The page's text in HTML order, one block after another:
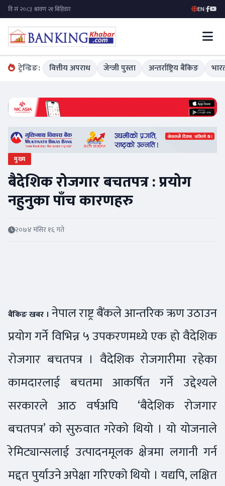
EN|
ट्रेन्डिङ: वित्तीय अपराध जेन्जी पुस्ता अन्तर्राष्ट्रिय बैंकिङ
मुख्य
बैदेशिक रोजगार बचतपत्र : प्रयोग
नहुनुका पाँच कारणहरु
२०७४ मंसिर १६ गते
बैंकिङ खबर । नेपाल राष्ट्र बैंकले आन्तरिक ऋण उठाउन
प्रयोग गर्ने विभिन्न ५ उपकरणमध्ये एक हो वैदेशिक
रोजगार बचतपत्र । वैदेशिक रोजगारीमा रहेका
कामदारलाई बचतमा आकर्षित गर्ने उद्देश्यले
सरकारले आठ वर्षअघि ‘बैदेशिक रोजगार
बचतपत्र’ को सुरुवात गरेको थियो । यो योजनाले
रेमिट्यान्सलाई उत्पादनमूलक क्षेत्रमा लगानी गर्न
मद्दत पुर्याउने अपेक्षा गरिएको थियो । यद्यपि, लक्षित